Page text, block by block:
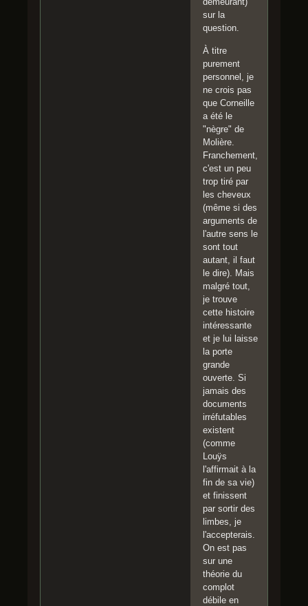
sur la
question.
À titre
purement
personnel, je
ne crois pas
que Corneille
a été le
"nègre" de
Molière.
Franchement,
c'est un peu
trop tiré par
les cheveux
(même si des
arguments de
l'autre sens le
sont tout
autant, il faut
le dire). Mais
malgré tout,
je trouve
cette histoire
intéressante
et je lui laisse
la porte
grande
ouverte. Si
jamais des
documents
irréfutables
existent
(comme
Louÿs
l'affirmait à la
fin de sa vie)
et finissent
par sortir des
limbes, je
l'accepterais.
On est pas
sur une
théorie du
complot
débile en